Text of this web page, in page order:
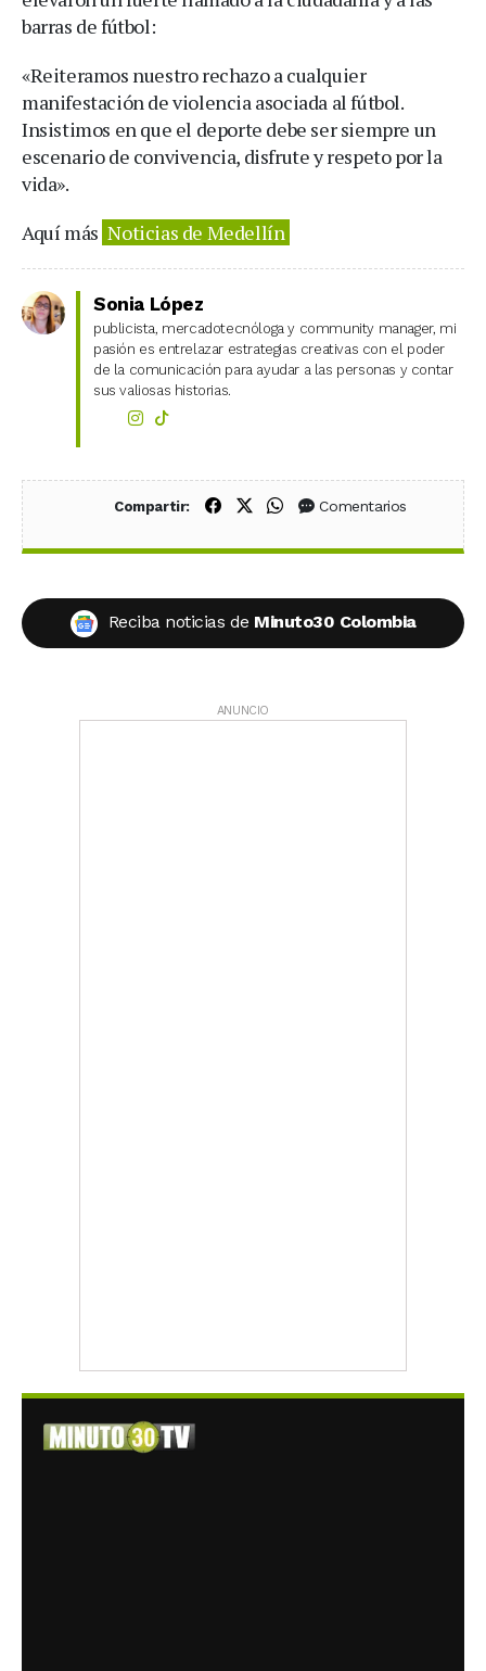
barras de fútbol:
«Reiteramos nuestro rechazo a cualquier
manifestación de violencia asociada al fútbol.
Insistimos en que el deporte debe ser siempre un
escenario de convivencia, disfrute y respeto por la
vida».
Aquí más Noticias de Medellín
Sonia López
publicista, mercadotecnóloga y community manager, mi
pasión es entrelazar estrategias creativas con el poder
de la comunicación para ayudar a las personas y contar
sus valiosas historias.
Compartir: Compartir en Facebook
Compartir en X (Twitter)
Compartir en WhatsApp
Comentarios
Reciba noticias de Minuto30 Colombia
ANUNCIO